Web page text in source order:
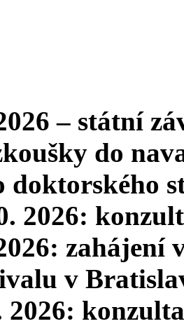
– státní
do
doktorského
2026:
v
2026: